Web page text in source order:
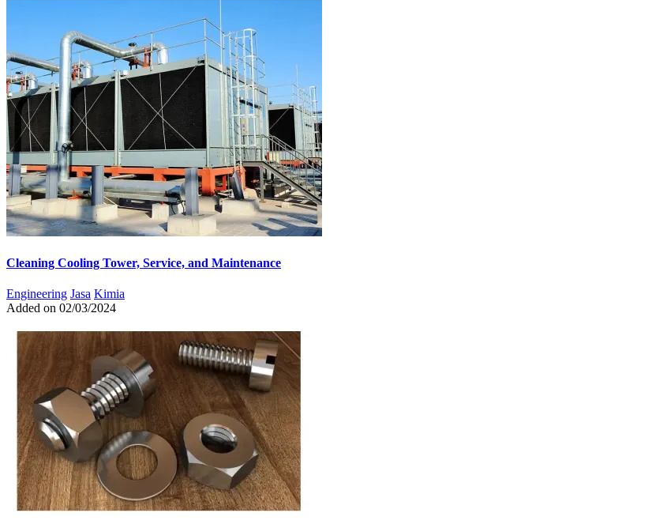
Cleaning Cooling Tower, Service, and Maintenance
Engineering Jasa Kimia
Added on 02/03/2024